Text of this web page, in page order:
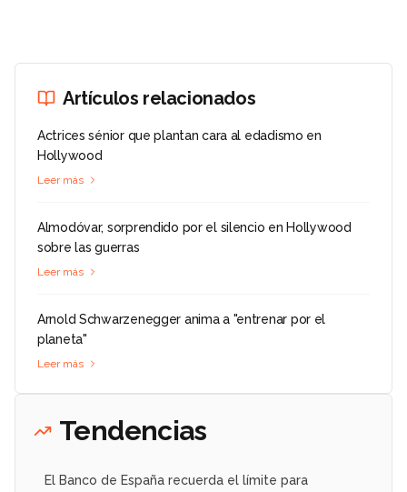
Artículos relacionados
Actrices sénior que plantan cara al edadismo en
Hollywood
Leer más
Almodóvar, sorprendido por el silencio en Hollywood
sobre las guerras
Leer más
Arnold Schwarzenegger anima a "entrenar por el
planeta"
Leer más
Tendencias
El Banco de España recuerda el límite para